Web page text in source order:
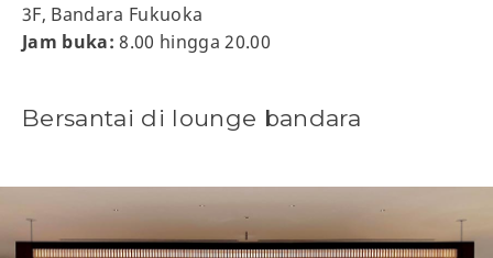
3F, Bandara Fukuoka
Jam buka: 8.00 hingga 20.00
Bersantai di lounge bandara